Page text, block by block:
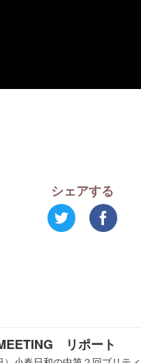
シェアする
リポート